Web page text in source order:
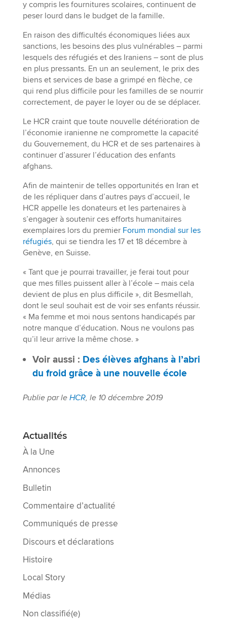
y compris les fournitures scolaires, continuent de
peser lourd dans le budget de la famille.
En raison des difficultés économiques liées aux
sanctions, les besoins des plus vulnérables – parmi
lesquels des réfugiés et des Iraniens – sont de plus
en plus pressants. En un an seulement, le prix des
biens et services de base a grimpé en flèche, ce
qui rend plus difficile pour les familles de se nourrir
correctement, de payer le loyer ou de se déplacer.
Le HCR craint que toute nouvelle détérioration de
l’économie iranienne ne compromette la capacité
du Gouvernement, du HCR et de ses partenaires à
continuer d’assurer l’éducation des enfants
afghans.
Afin de maintenir de telles opportunités en Iran et
de les répliquer dans d’autres pays d’accueil, le
HCR appelle les donateurs et les partenaires à
s’engager à soutenir ces efforts humanitaires
exemplaires lors du premier Forum mondial sur les
réfugiés, qui se tiendra les 17 et 18 décembre à
Genève, en Suisse.
« Tant que je pourrai travailler, je ferai tout pour
que mes filles puissent aller à l’école – mais cela
devient de plus en plus difficile », dit Besmellah,
dont le seul souhait est de voir ses enfants réussir.
« Ma femme et moi nous sentons handicapés par
notre manque d’éducation. Nous ne voulons pas
qu’il leur arrive la même chose. »
Voir aussi : Des élèves afghans à l’abri
du froid grâce à une nouvelle école
Publie par le HCR, le 10 décembre 2019
Actualités
À la Une
Annonces
Bulletin
Commentaire d’actualité
Communiqués de presse
Discours et déclarations
Histoire
Local Story
Médias
Non classifié(e)